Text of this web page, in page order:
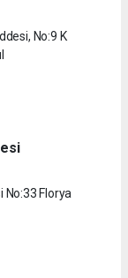
No:9 K
No:33 Florya